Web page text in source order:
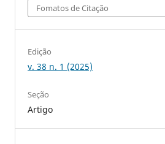
Fomatos de Citação
Edição
v. 38 n. 1 (2025)
Seção
Artigo